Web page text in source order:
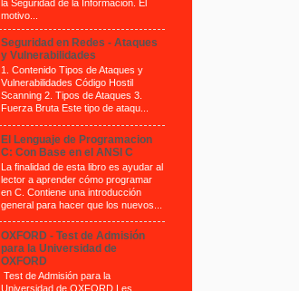
la Seguridad de la Información. El
motivo...
Seguridad en Redes - Ataques
y Vulnerabilidades
1. Contenido Tipos de Ataques y
Vulnerabilidades Código Hostil
Scanning 2. Tipos de Ataques 3.
Fuerza Bruta Este tipo de ataqu...
El Lenguaje de Programacion
C: Con Base en el ANSI C
La finalidad de esta libro es ayudar al
lector a aprender cómo programar
en C. Contiene una introducción
general para hacer que los nuevos...
OXFORD - Test de Admisión
para la Universidad de
OXFORD
Test de Admisión para la
Universidad de OXFORD Les